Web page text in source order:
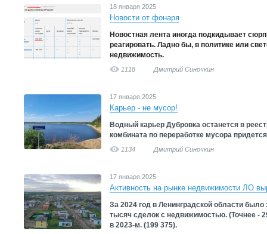
18 января 2025
Новости от фонаря
Новостная лента иногда подкидывает
реагировать. Ладно бы, в политике или
недвижимость.
1118 Дмитрий Синочкин
17 января 2025
Карьер - не мусор!
Водный карьер Дубровка останется в
комбината по переработке мусора
1134 Дмитрий Синочкин
17 января 2025
Активность на рынке недвижимости ЛО
За 2024 год в Ленинградской области было
тысяч сделок с недвижимостью. (Точнее -
в 2023-м. (199 375).